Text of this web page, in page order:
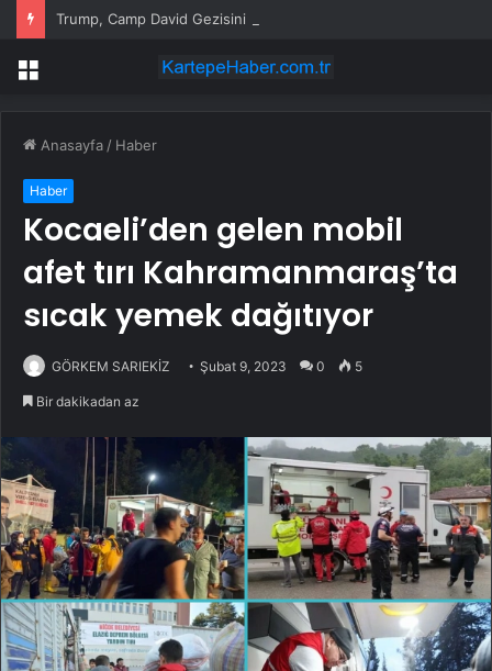
Trump, Camp David Gezisini Erteledi
Menü
Anasayfa / Haber
Haber
Kocaeli’den gelen mobil
afet tırı Kahramanmaraş’ta
sıcak yemek dağıtıyor
GÖRKEM SARIEKİZ Şubat 9, 2023 0 5
Bir dakikadan az